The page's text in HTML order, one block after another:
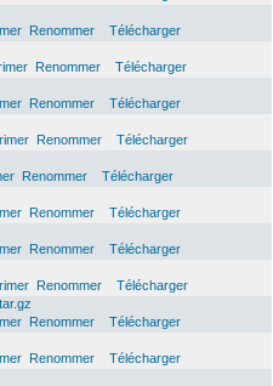
Renommer
Télécharger
Renommer
Télécharger
Renommer
Télécharger
Renommer
Télécharger
Renommer
Télécharger
Renommer
Télécharger
Renommer
Télécharger
Renommer
Télécharger
Renommer
Télécharger
Renommer
Télécharger